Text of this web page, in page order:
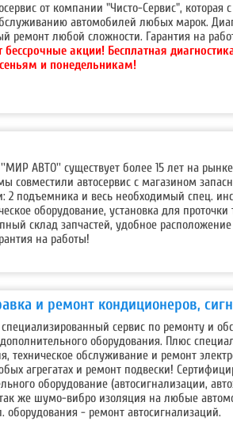
от компании "Чисто-Сервис", которая
автомобилей любых марок.
ремонт любой сложности. Гарантия на
бессрочные акции! Бесплатная
и понедельникам!
АВТО'' существует более 15 лет на
совместили автосервис с магазином
2 подъемника и весь необходимый спец.
оборудование, установка для
склад запчастей, удобное
на работы!
и ремонт кондиционеров,
сервис по ремонту и
оборудования. Плюс
техническое обслуживание и ремонт
агрегатах и ремонт подвески!
оборудование (автосигнализации,
же шумо-вибро изоляция на любые
оборудования - ремонт автосигнализаций.